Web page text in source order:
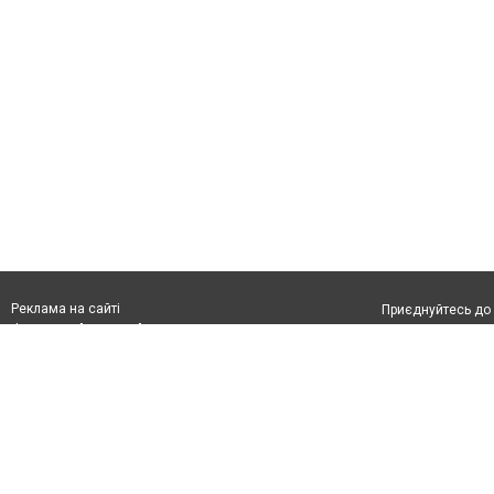
Реклама на сайті
Франшиза "CitySites"
Приєднуйтесь до